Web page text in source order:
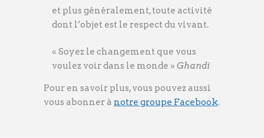
et plus généralement, toute activité
dont l’objet est le respect du vivant.
« Soyez le changement que vous
voulez voir dans le monde » Ghandi
Pour en savoir plus, vous pouvez aussi
vous abonner à notre groupe Facebook.